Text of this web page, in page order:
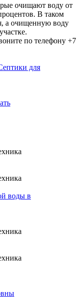
очищают воду от
В таком
а очищенную воду
по телефону +7
для
воды в